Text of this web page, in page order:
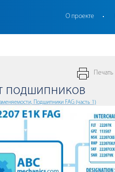
О проекте
Печать
подшипников
Подшипники FAG (часть 1)